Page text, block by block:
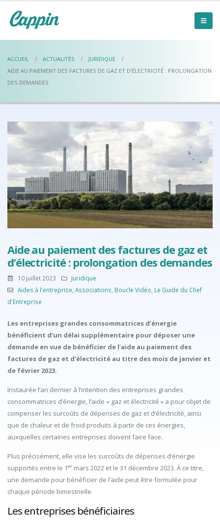
ACCUEIL ACTUALITÉS
JURIDIQUE
AIDE AU PAIEMENT DES FACTURES DE GAZ ET D’ÉLECTRICITÉ : PROLONGATION
DES DEMANDES
Aide au paiement des factures de gaz et
d’électricité : prolongation des demandes
10 juillet 2023
Juridique
Aides à l'entreprise Associations Boucle Vidéo Le Guide du Chef
d'Entreprise
Les entreprises grandes consommatrices d’énergie
bénéficient d’un délai supplémentaire pour déposer une
demande en vue de bénéficier de l’aide au paiement des
factures de gaz et d’électricité au titre des mois de janvier et
de février 2023.
Instaurée l’an dernier à l’intention des entreprises grandes
consommatrices d’énergie, l’aide « gaz et électricité » a pour objet de
compenser les surcoûts de dépenses de gaz et d’électricité, ainsi
que de chaleur et de froid produits à partir de ces énergies,
auxquelles certaines entreprises doivent faire face.
Plus précisément, elle vise les surcoûts de dépenses d’énergie
supportés entre le 1er mars 2022 et le 31 décembre 2023. À ce titre,
une demande pour bénéficier de l’aide peut être formulée pour
chaque période bimestrielle.
Les entreprises bénéficiaires